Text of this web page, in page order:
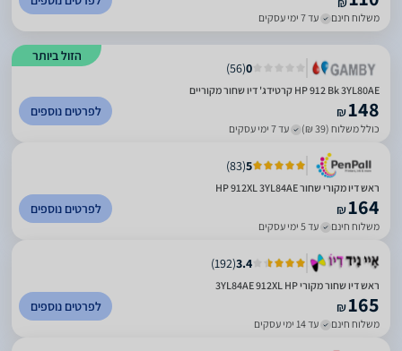
משלוח חינם עד 7 ימי עסקים
הזול ביותר
0
(
56
)
HP 912 Bk 3YL80AE קרטידג' דיו שחור מקוריים
₪148
כולל משלוח (39 ₪) עד 7 ימי עסקים
לפרטים נוספים
5
(
83
)
‏ראש דיו מקורי שחור HP 912XL 3YL84AE
₪164
משלוח חינם עד 5 ימי עסקים
לפרטים נוספים
3.4
(
192
)
ראש דיו שחור מקורי 3YL84AE 912XL HP
₪165
משלוח חינם עד 14 ימי עסקים
לפרטים נוספים